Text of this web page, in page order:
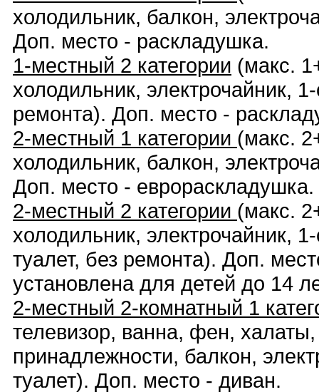
холодильник, балкон,
Доп. место - раскладушка.
1-местный 2 категории (макс.
холодильник, электрочайник,
ремонта). Доп. место -
2-местный 1 категории (макс.
холодильник, балкон,
Доп. место - еврораскладушка.
2-местный 2 категории (макс.
холодильник, электрочайник,
туалет, без ремонта). Доп.
установлена для детей до 14
2-местный 2-комнатный 1
телевизор, ванна, фен,
принадлежности, балкон,
туалет). Доп. место - диван.